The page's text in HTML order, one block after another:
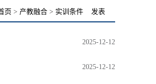
页 > 产教融合 > 实训条件 发表
2025-12-12
2025-12-12